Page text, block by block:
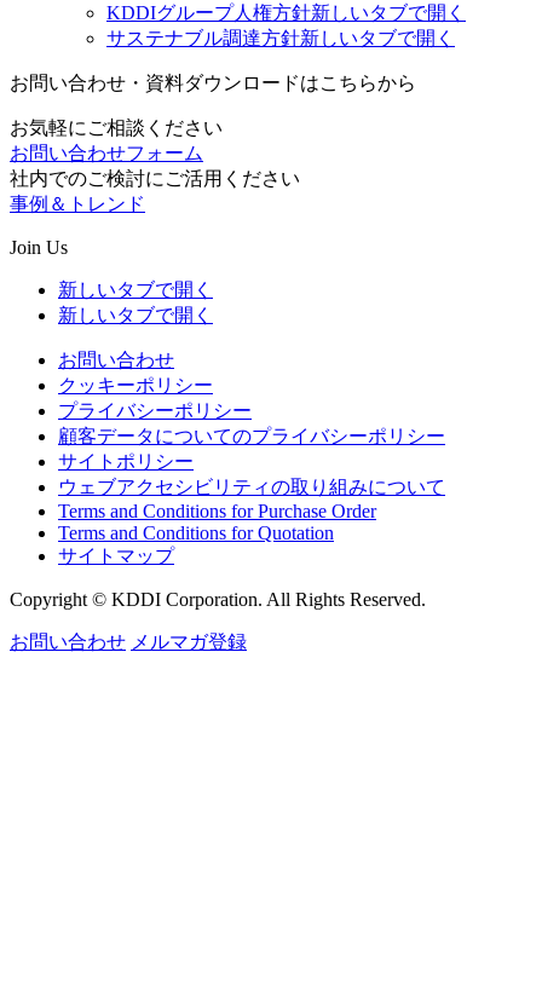
KDDIグループ人権方針新しいタブで開く
サステナブル調達方針新しいタブで開く
お問い合わせ・資料ダウンロードはこちらから
お気軽にご相談ください
お問い合わせフォーム
社内でのご検討にご活用ください
事例＆トレンド
Join Us
新しいタブで開く
新しいタブで開く
お問い合わせ
クッキーポリシー
プライバシーポリシー
顧客データについてのプライバシーポリシー
サイトポリシー
ウェブアクセシビリティの取り組みについて
Terms and Conditions for Purchase Order
Terms and Conditions for Quotation
サイトマップ
Copyright © KDDI Corporation. All Rights Reserved.
お問い合わせ メルマガ登録